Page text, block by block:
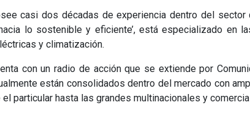
casi dos décadas de experiencia dentro del sector
lo sostenible y eficiente’, está especializado en
y climatización.
con un radio de acción que se extiende por
están consolidados dentro del mercado con
particular hasta las grandes multinacionales y